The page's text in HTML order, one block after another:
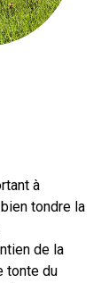
à
tondre la
de la
tonte du